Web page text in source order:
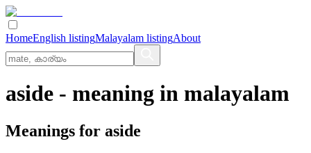
HomeEnglish listingMalayalam listingAbout
aside - meaning in malayalam
Meanings for aside